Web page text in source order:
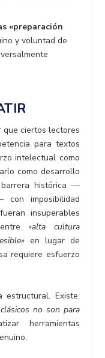
«preparación
y voluntad de
que ciertos lectores
para textos
intelectual como
como desarrollo
barrera histórica —
con imposibilidad
insuperables
«alta cultura
en lugar de
requiere esfuerzo
estructural. Existe.
no son para
herramientas